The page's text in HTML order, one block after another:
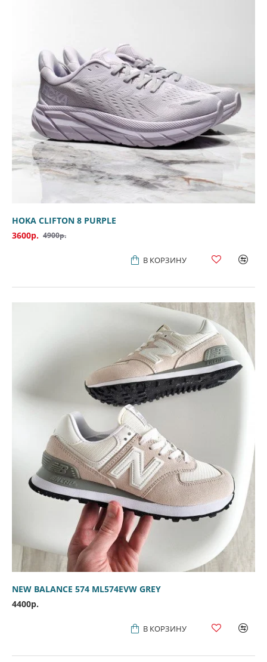
HOKA CLIFTON 8 PURPLE
3600р. 4900р.
В КОРЗИНУ
NEW BALANCE 574 ML574EVW GREY
4400р.
В КОРЗИНУ